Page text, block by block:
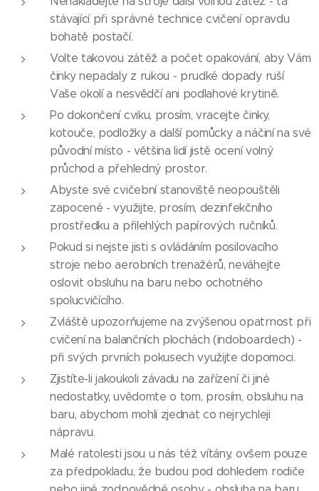
stávající při správné technice cvičení opravdu
bohatě postačí.
Volte takovou zátěž a počet opakování, aby Vám
činky nepadaly z rukou - prudké dopady ruší
Vaše okolí a nesvědčí ani podlahové krytině.
Po dokončení cviku, prosím, vracejte činky,
kotouče, podložky a další pomůcky a náčiní na své
původní místo - většina lidí jistě ocení volný
průchod a přehledný prostor.
Abyste své cvičební stanoviště neopouštěli
zapocené - využijte, prosím, dezinfekčního
prostředku a přilehlých papírových ručníků.
Pokud si nejste jisti s ovládáním posilovacího
stroje nebo aerobních trenažérů, neváhejte
oslovit obsluhu na baru nebo ochotného
spolucvičícího.
Zvláště upozorňujeme na zvýšenou opatrnost při
cvičení na balančních plochách (indoboardech) -
při svých prvních pokusech využijte dopomoci.
Zjistíte-li jakoukoli závadu na zařízení či jiné
nedostatky, uvědomte o tom, prosím, obsluhu na
baru, abychom mohli zjednat co nejrychleji
nápravu.
Malé ratolesti jsou u nás též vítány, ovšem pouze
za předpokladu, že budou pod dohledem rodiče